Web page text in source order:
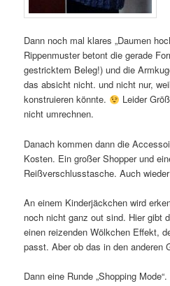
Dann noch mal klares „Daumen
Rippenmuster betont die gerade
gestricktem Beleg!) und die
das absicht nicht. und nicht nur,
konstruieren könnte.
Leider
nicht umrechnen.
Danach kommen dann die
Kosten. Ein großer Shopper und
Reißverschlusstasche. Auch
An einem Kinderjäckchen wird
noch nicht ganz out sind. Hier gibt
einen reizenden Wölkchen Effekt,
passt. Aber ob das in den anderen
Dann eine Runde „Shopping